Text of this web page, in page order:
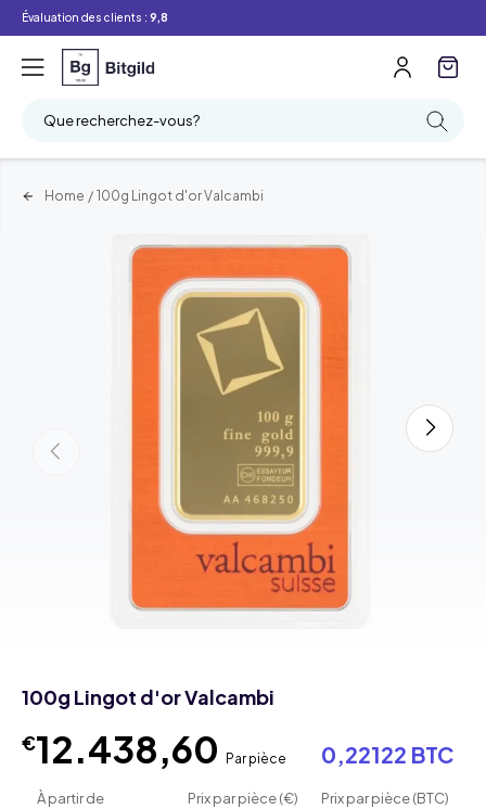
Évaluation des clients : 9,8
Que recherchez-vous?
Home / 100g Lingot d'or Valcambi
100g Lingot d'or Valcambi
€12.438,60 Par pièce 0,22122 BTC
À partir de Prix par pièce (€) Prix par pièce (BTC)